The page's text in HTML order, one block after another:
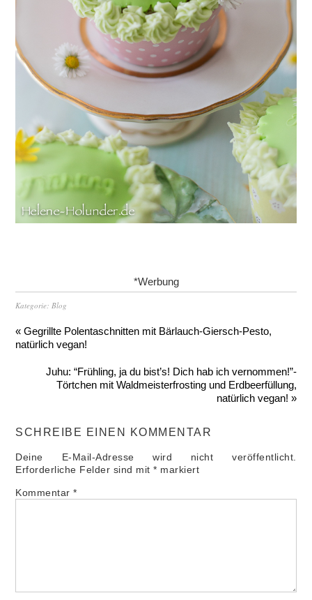
*Werbung
Kategorie:Blog
« Gegrillte Polentaschnitten mit Bärlauch-Giersch-Pesto,
natürlich vegan!
Juhu: “Frühling, ja du bist’s! Dich hab ich vernommen!”-
Törtchen mit Waldmeisterfrosting und Erdbeerfüllung,
natürlich vegan! »
SCHREIBE EINEN KOMMENTAR
Deine E-Mail-Adresse wird nicht veröffentlicht.
Erforderliche Felder sind mit* markiert
Kommentar*